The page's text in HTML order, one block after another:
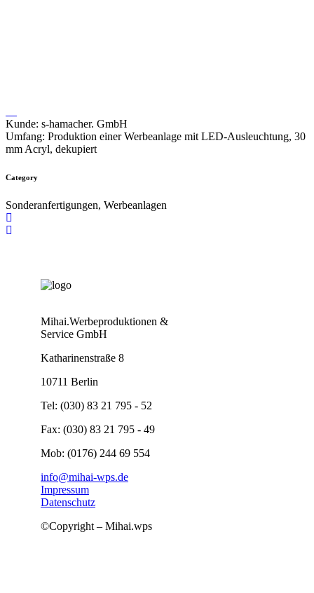
Kunde: s-hamacher. GmbH
Umfang: Produktion einer Werbeanlage mit LED-Ausleuchtung, 30
mm Acryl, dekupiert
Category
Sonderanfertigungen, Werbeanlagen
Mihai.Werbeproduktionen &
Service GmbH
Katharinenstraße 8
10711 Berlin
Tel: (030) 83 21 795 - 52
Fax: (030) 83 21 795 - 49
Mob: (0176) 244 69 554
info@mihai-wps.de
Impressum
Datenschutz
©Copyright – Mihai.wps